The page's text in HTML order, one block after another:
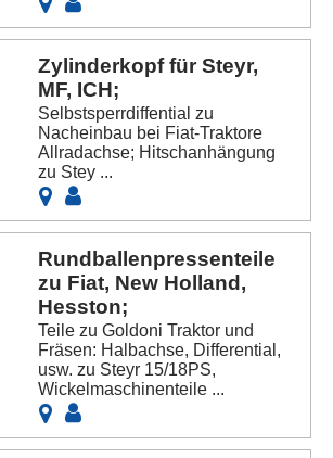
Zylinderkopf für Steyr,
MF, ICH;
Selbstsperrdiffential zu
Nacheinbau bei Fiat-Traktore
Allradachse; Hitschanhängung
zu Stey ...
Rundballenpressenteile
zu Fiat, New Holland,
Hesston;
Teile zu Goldoni Traktor und
Fräsen: Halbachse, Differential,
usw. zu Steyr 15/18PS,
Wickelmaschinenteile ...